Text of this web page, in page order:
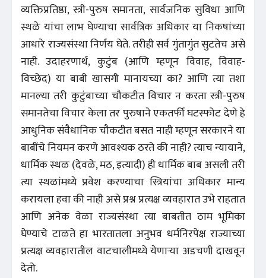
व्यक्तिप्रतिष्ठा, स्त्री-पुरुष समानता, सार्वजनिक सुविधा आणि
स्थळे यांचा लाभ घेण्याचा सार्वत्रिक अधिकार या निकषांच्या
आधारे राज्यसंस्था निर्णय घेते. तरीही सर्व गुंतागुंत सुटतेच असे
नाही. उदाहरणार्थ, कुटुंब (आणि म्हणून विवाह, विवाह-
विच्छेद) या बाबी खासगी मानायच्या का? आणि त्या तशा
मानल्या तरी कुटुंबाच्या चौकटीत विचार न करता स्त्री-पुरुष
समानतेचा विचार केला तर पुरुषाने एकतर्फी घटस्फोट देणे हे
आधुनिक संवैधानिक चौकटीत बसत नाही म्हणून सरकारने या
बाबींचे नियमन करणे आवश्यक ठरते की नाही? त्याच न्यायाने,
धार्मिक स्थळ (देवळे, मठ, इत्यादी) ही धार्मिक बाब असली तरी
त्या स्थळांमध्ये प्रवेश करण्याचा स्त्रियांचा अधिकार मान्य
करायला हवा की नाही असे प्रश्न प्रत्यक्ष व्यवहारात उभे राहतात
आणि अनेक वेळा राज्यसंस्था त्या बाबतीत ठाम भूमिका
घेण्याचे टाळते हा भारतातला अनुभव धर्मनिरपेक्ष राज्याच्या
प्रत्यक्ष व्यवहारातील वाटचालीमध्ये येणार्‍या अडचणी दाखवून
देतो.